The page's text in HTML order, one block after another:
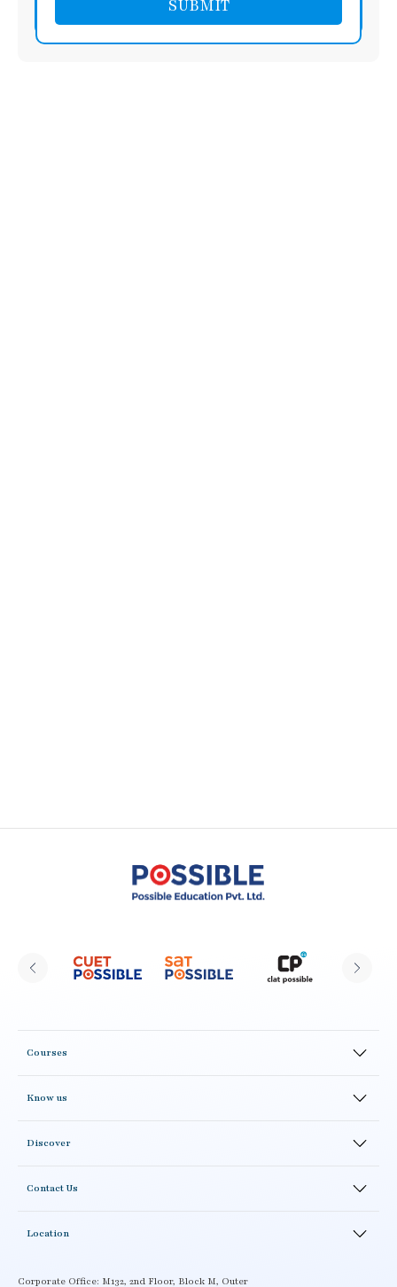
Corporate Office: M132, 2nd Floor, Block M, Outer
Courses
Correspondence Courses
Know us
LMS
Discover
Locate a Center
Contact Us
Location